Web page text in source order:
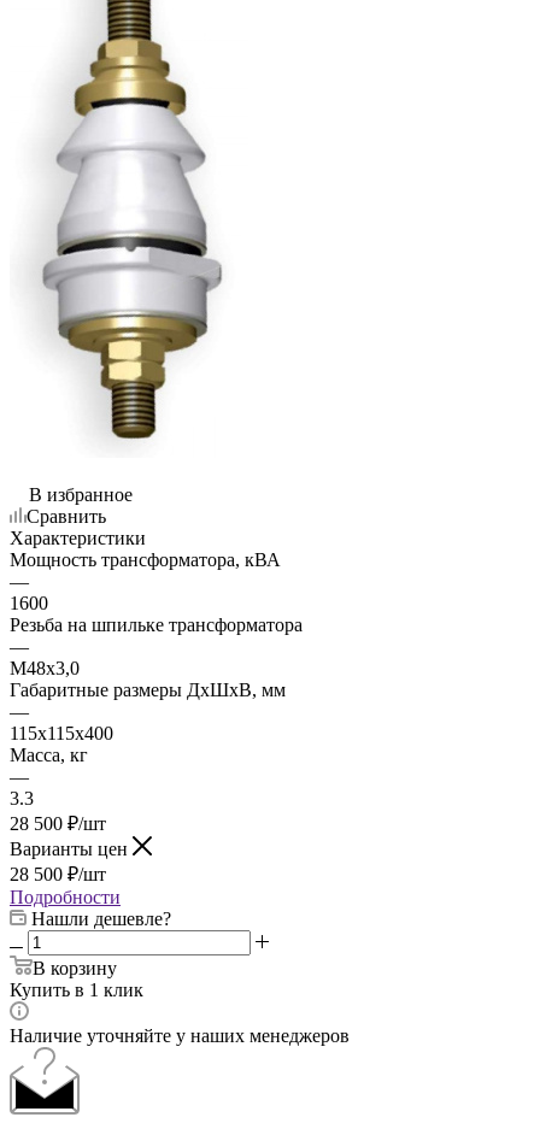
В избранное
Сравнить
Характеристики
Мощность трансформатора, кВА
—
1600
Резьба на шпильке трансформатора
—
М48х3,0
Габаритные размеры ДхШхВ, мм
—
115х115х400
Масса, кг
—
3.3
28 500 ₽/шт
Варианты цен
28 500 ₽/шт
Подробности
Нашли дешевле?
В корзину
Купить в 1 клик
Наличие уточняйте у наших менеджеров